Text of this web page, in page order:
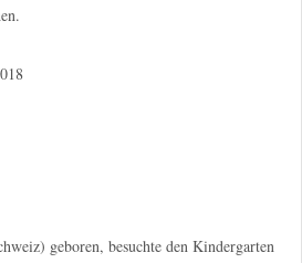
geboren, besuchte den Kindergarten